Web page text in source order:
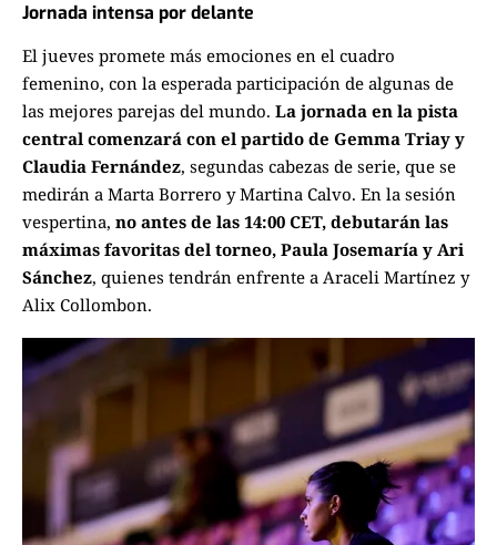
Jornada intensa por delante
El jueves promete más emociones en el cuadro
femenino, con la esperada participación de algunas de
las mejores parejas del mundo. La jornada en la pista
central comenzará con el partido de Gemma Triay y
Claudia Fernández, segundas cabezas de serie, que se
medirán a Marta Borrero y Martina Calvo. En la sesión
vespertina, no antes de las 14:00 CET, debutarán las
máximas favoritas del torneo, Paula Josemaría y Ari
Sánchez, quienes tendrán enfrente a Araceli Martínez y
Alix Collombon.